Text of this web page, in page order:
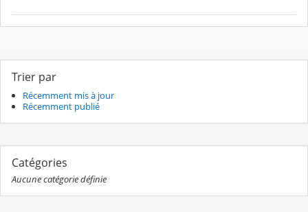
Trier par
Récemment mis à jour
Récemment publié
Catégories
Aucune catégorie définie